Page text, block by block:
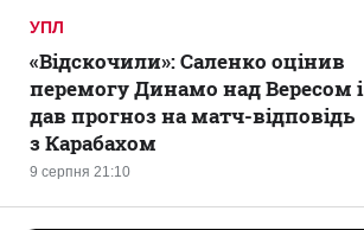
УПЛ
9 серпня 21:10
«Відскочили»: Саленко оцінив
перемогу Динамо над Вересом і
дав прогноз на матч-відповідь
з Карабахом